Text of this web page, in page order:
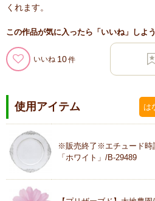
くれます。
この作品が気に入ったら「いいね」しよう
いいね 10
使用アイテム は
※販売終了※エチュード時
「ホワイト」/B-29489